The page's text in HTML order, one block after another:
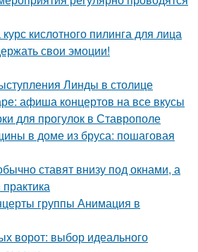
кислотного пилинга для лица
свои эмоции!
Линды в столице
афиша концертов на все вкусы
для прогулок в Ставрополе
в доме из бруса: пошаговая
ставят внизу под окнами, а
группы Анимация в
ворот: выбор идеального